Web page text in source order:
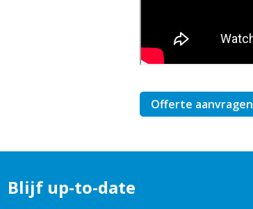
Offerte aanvragen
Blijf up-to-date